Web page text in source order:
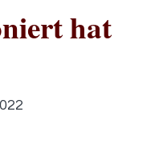
hat